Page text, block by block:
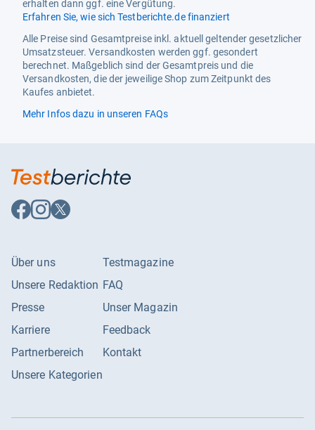
erhalten dann ggf. eine Vergütung.
Erfahren Sie, wie sich Testberichte.de finanziert
Alle Preise sind Gesamtpreise inkl. aktuell geltender gesetzlicher
Umsatzsteuer. Versandkosten werden ggf. gesondert
berechnet. Maßgeblich sind der Gesamtpreis und die
Versandkosten, die der jeweilige Shop zum Zeitpunkt des
Kaufes anbietet.
Mehr Infos dazu in unseren FAQs
Auf
Facebook
Auf
Instagram
Auf
X
Über uns
Unsere Redaktion
Presse
Karriere
Partnerbereich
Unsere Kategorien
Testmagazine
FAQ
Unser Magazin
Feedback
Kontakt